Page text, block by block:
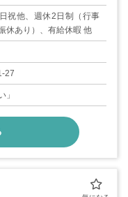
祝他、週休2日制（行事
休あり）、有給休暇 他
27
」